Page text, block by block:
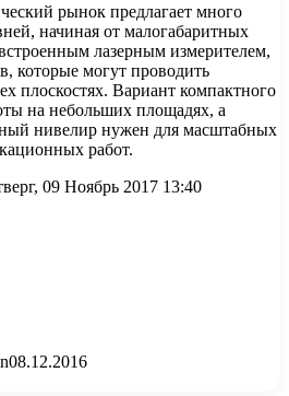
рынок предлагает много
начиная от малогабаритных
лазерным измерителем,
которые могут проводить
плоскостях. Вариант компактного
на небольших площадях, а
нивелир нужен для масштабных
работ.
09 Ноябрь 2017 13:40
08.12.2016